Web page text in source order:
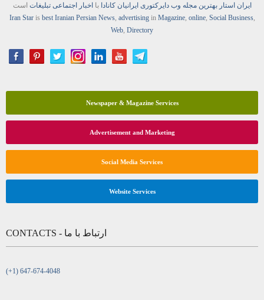
ایران استار بهترین مجله وب دایرکتوری ایرانیان کانادا با اخبار اجتماعی تبلیغات است
Iran Staris best Iranian Persian News, advertisingin Magazine, online, Social Business,
Web, Directory
Newspaper & Magazine Services
Advertisement and Marketing
Social Media Services
Website Services
CONTACTS - ارتباط با ما
(+1) 647-674-4048